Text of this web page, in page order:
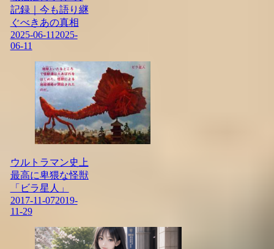
記録｜今も語り継
ぐべきあの真相
2025-06-11 2025-
06-11
ウルトラマン史上
最高に卑猥な怪獣
「ビラ星人」
2017-11-072019-
11-29